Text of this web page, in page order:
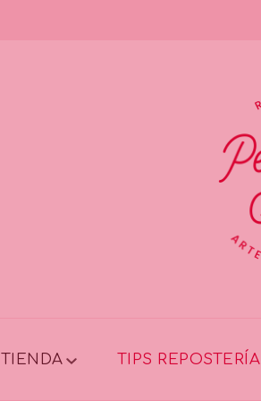
TIENDA TIPS REPOSTERÍA